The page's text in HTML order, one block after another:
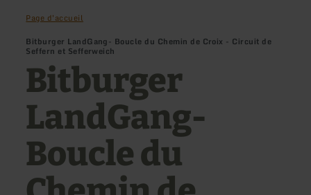
Page d'accueil
Bitburger LandGang- Boucle du Chemin de Croix - Circuit de
Seffern et Sefferweich
Bitburger
LandGang-
Boucle du